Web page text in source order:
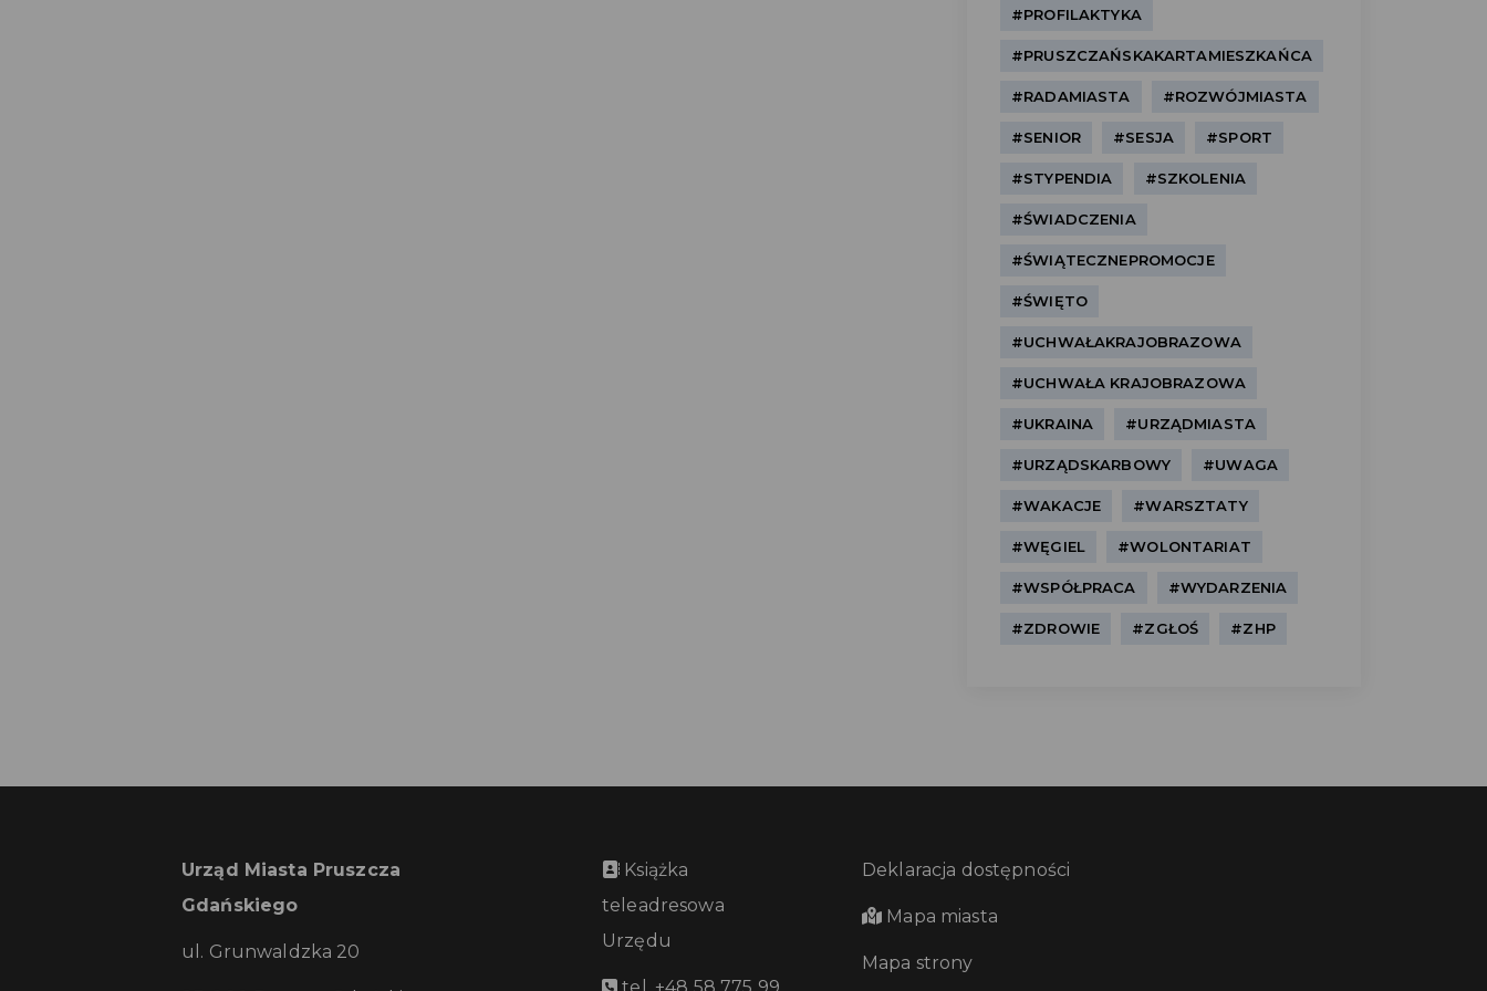
#PROFILAKTYKA
#PRUSZCZAŃSKAKARTAMIESZKAŃCA
#RADAMIASTA #ROZWÓJMIASTA
#SENIOR #SESJA #SPORT
#STYPENDIA #SZKOLENIA
#ŚWIADCZENIA
#ŚWIĄTECZNEPROMOCJE
#ŚWIĘTO
#UCHWAŁAKRAJOBRAZOWA
#UCHWAŁA KRAJOBRAZOWA
#UKRAINA #URZĄDMIASTA
#URZĄDSKARBOWY #UWAGA
#WAKACJE #WARSZTATY
#WĘGIEL #WOLONTARIAT
#WSPÓŁPRACA #WYDARZENIA
#ZDROWIE #ZGŁOŚ #ZHP
Urząd Miasta Pruszcza
Gdańskiego
ul. Grunwaldzka 20
Książka
teleadresowa
Urzędu
Deklaracja dostępności
Mapa miasta
Mapa strony